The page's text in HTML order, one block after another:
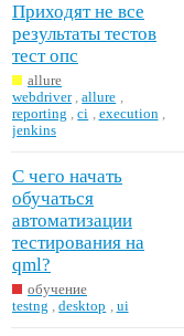
Приходят не все
результаты тестов
тест опс
allure
webdriver ,allure
reporting
,ci execution
jenkins
С чего начать
обучаться
автоматизации
тестирования на
qml?
обучение
testng
,desktop ui